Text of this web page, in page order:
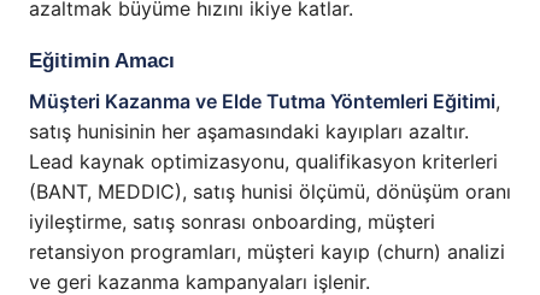
azaltmak büyüme hızını ikiye katlar.
Eğitimin Amacı
Müşteri Kazanma ve Elde Tutma Yöntemleri Eğitimi,
satış hunisinin her aşamasındaki kayıpları azaltır.
Lead kaynak optimizasyonu, qualifikasyon kriterleri
(BANT, MEDDIC), satış hunisi ölçümü, dönüşüm oranı
iyileştirme, satış sonrası onboarding, müşteri
retansiyon programları, müşteri kayıp (churn) analizi
ve geri kazanma kampanyaları işlenir.